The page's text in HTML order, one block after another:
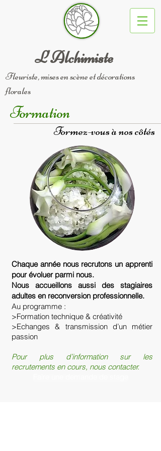
Fleuriste, mises en scène et décorations
florales
L'Alchimiste
Formez-vous à nos côtés
Formation
Chaque année nous recrutons un apprenti
pour évoluer parmi nous.
Nous accueillons aussi des stagiaires
adultes en reconversion professionnelle.
Au programme :
>Formation technique & créativité
>Echanges & transmission d’un métier
passion
Pour plus d’information sur les
recrutements en cours, nous contacter.